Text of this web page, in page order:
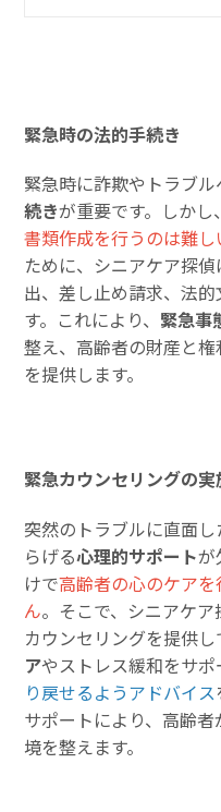
緊急時の法的手続き
緊急時に詐欺やトラブル
続きが重要です。しか
書類作成を行うのは難し
ために、シニアケア探
出、差し止め請求、法
す。これにより、 緊急事
整え、高齢者の財産と
を提供します。
緊急カウンセリングの実
突然のトラブルに直面
らげる心理的サポートが
けで高齢者の心のケア
ん。そこで、シニアケ
カウンセリングを提供し
アやストレス緩和をサ
り戻せるようアドバイス
サポートにより、高齢
境を整えます。